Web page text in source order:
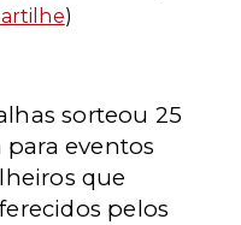
)
sorteou 25
para eventos
que
pelos